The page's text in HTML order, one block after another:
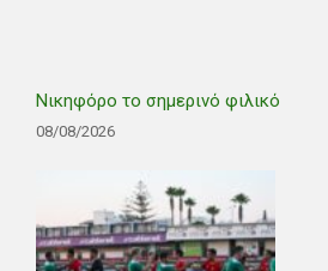
Νικηφόρο το σημερινό φιλικό
08/08/2026